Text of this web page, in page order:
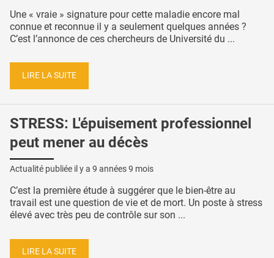
Une « vraie » signature pour cette maladie encore mal
connue et reconnue il y a seulement quelques années ?
C’est l’annonce de ces chercheurs de Université du ...
LIRE LA SUITE
STRESS: L'épuisement professionnel
peut mener au décès
Actualité publiée il y a 9 années 9 mois
C’est la première étude à suggérer que le bien-être au
travail est une question de vie et de mort. Un poste à stress
élevé avec très peu de contrôle sur son ...
LIRE LA SUITE